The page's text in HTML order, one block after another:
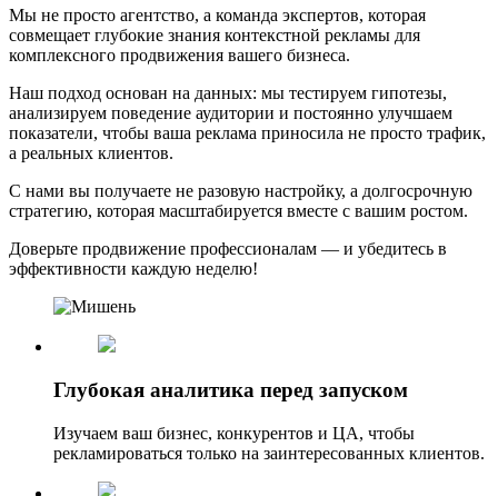
Мы не просто агентство, а команда экспертов, которая
совмещает глубокие знания контекстной рекламы для
комплексного продвижения вашего бизнеса.
Наш подход основан на данных: мы тестируем гипотезы,
анализируем поведение аудитории и постоянно улучшаем
показатели, чтобы ваша реклама приносила не просто трафик,
а реальных клиентов.
С нами вы получаете не разовую настройку, а долгосрочную
стратегию, которая масштабируется вместе с вашим ростом.
Доверьте продвижение профессионалам — и убедитесь в
эффективности каждую неделю!
Глубокая аналитика перед запуском
Изучаем ваш бизнес, конкурентов и ЦА, чтобы
рекламироваться только на заинтересованных клиентов.